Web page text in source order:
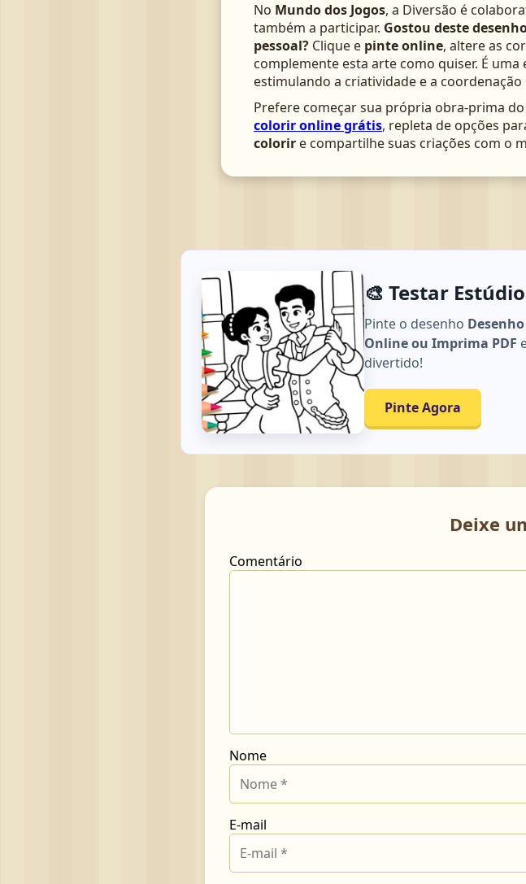
No Mundo dos Jogos, a Diversão é
também a participar. Gostou deste
pessoal? Clique e pinte online, altere as
complemente esta arte como quiser. É uma
estimulando a criatividade e a
Prefere começar sua própria obra-prima
colorir online grátis, repleta de opções
colorir e compartilhe suas criações com o
🎨 Testar
Pinte o desenho
Online ou Imprima PDF
divertido!
Pinte Agora
Deixe
Comentário
Nome
E-mail